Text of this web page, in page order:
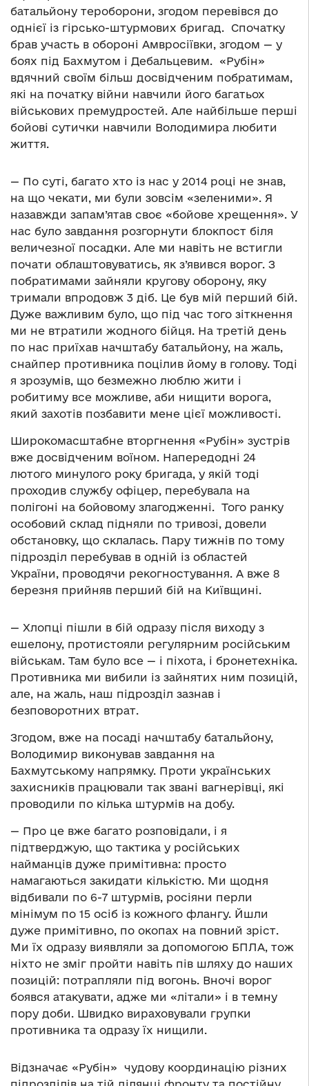
батальйону тероборони, згодом перевівся до
однієї із гірсько-штурмових бригад. Спочатку
брав участь в обороні Амвросіївки, згодом — у
боях під Бахмутом і Дебальцевим. «Рубін»
вдячний своїм більш досвідченим побратимам,
які на початку війни навчили його багатьох
військових премудростей. Але найбільше перші
бойові сутички навчили Володимира любити
життя.
— По суті, багато хто із нас у 2014 році не знав,
на що чекати, ми були зовсім «зеленими». Я
назавжди запам’ятав своє «бойове хрещення». У
нас було завдання розгорнути блокпост біля
величезної посадки. Але ми навіть не встигли
почати облаштовуватись, як з’явився ворог. З
побратимами зайняли кругову оборону, яку
тримали впродовж 3 діб. Це був мій перший бій.
Дуже важливим було, що під час того зіткнення
ми не втратили жодного бійця. На третій день
по нас приїхав начштабу батальйону, на жаль,
снайпер противника поцілив йому в голову. Тоді
я зрозумів, що безмежно люблю жити і
робитиму все можливе, аби нищити ворога,
який захотів позбавити мене цієї можливості.
Широкомасштабне вторгнення «Рубін» зустрів
вже досвідченим воїном. Напередодні 24
лютого минулого року бригада, у якій тоді
проходив службу офіцер, перебувала на
полігоні на бойовому злагодженні. Того ранку
особовий склад підняли по тривозі, довели
обстановку, що склалась. Пару тижнів по тому
підрозділ перебував в одній із областей
України, проводячи рекогностування. А вже 8
березня прийняв перший бій на Київщині.
— Хлопці пішли в бій одразу після виходу з
ешелону, протистояли регулярним російським
військам. Там було все — і піхота, і бронетехніка.
Противника ми вибили із зайнятих ним позицій,
але, на жаль, наш підрозділ зазнав і
безповоротних втрат.
Згодом, вже на посаді начштабу батальйону,
Володимир виконував завдання на
Бахмутському напрямку. Проти українських
захисників працювали так звані вагнерівці, які
проводили по кілька штурмів на добу.
— Про це вже багато розповідали, і я
підтверджую, що тактика у російських
найманців дуже примітивна: просто
намагаються закидати кількістю. Ми щодня
відбивали по 6-7 штурмів, росіяни перли
мінімум по 15 осіб із кожного флангу. Йшли
дуже примітивно, по окопах на повний зріст.
Ми їх одразу виявляли за допомогою БПЛА, тож
ніхто не зміг пройти навіть пів шляху до наших
позицій: потрапляли під вогонь. Вночі ворог
боявся атакувати, адже ми «літали» і в темну
пору доби. Швидко вираховували групки
противника та одразу їх нищили.
Відзначає «Рубін» чудову координацію різних